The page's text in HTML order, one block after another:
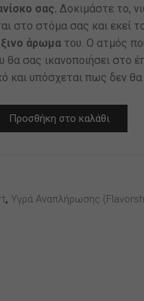
σας. Δοκιμάστε το,
στο στόμα σας και εκεί
άρωμα του. Ο ατμός
θα σας ικανοποιήσει στο
και υπόσχεται πως δεν
Προσθήκη στο καλάθι
, Υγρά Αναπλήρωσης